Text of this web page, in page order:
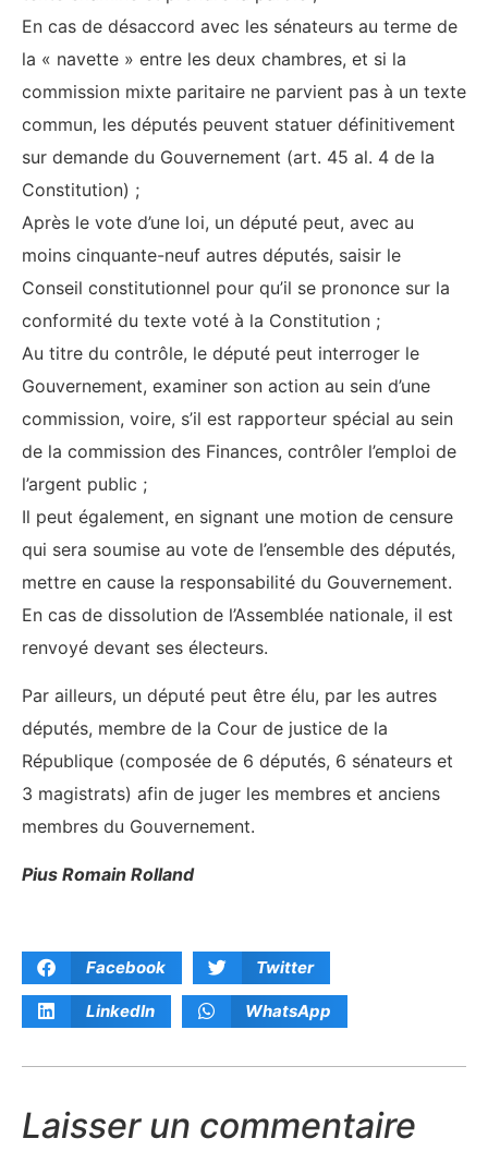
En cas de désaccord avec les sénateurs au terme de
la « navette » entre les deux chambres, et si la
commission mixte paritaire ne parvient pas à un texte
commun, les députés peuvent statuer définitivement
sur demande du Gouvernement (art. 45 al. 4 de la
Constitution) ;
Après le vote d’une loi, un député peut, avec au
moins cinquante-neuf autres députés, saisir le
Conseil constitutionnel pour qu’il se prononce sur la
conformité du texte voté à la Constitution ;
Au titre du contrôle, le député peut interroger le
Gouvernement, examiner son action au sein d’une
commission, voire, s’il est rapporteur spécial au sein
de la commission des Finances, contrôler l’emploi de
l’argent public ;
Il peut également, en signant une motion de censure
qui sera soumise au vote de l’ensemble des députés,
mettre en cause la responsabilité du Gouvernement.
En cas de dissolution de l’Assemblée nationale, il est
renvoyé devant ses électeurs.
Par ailleurs, un député peut être élu, par les autres
députés, membre de la Cour de justice de la
République (composée de 6 députés, 6 sénateurs et
3 magistrats) afin de juger les membres et anciens
membres du Gouvernement.
Pius Romain Rolland
Facebook Twitter
LinkedIn WhatsApp
Laisser un commentaire